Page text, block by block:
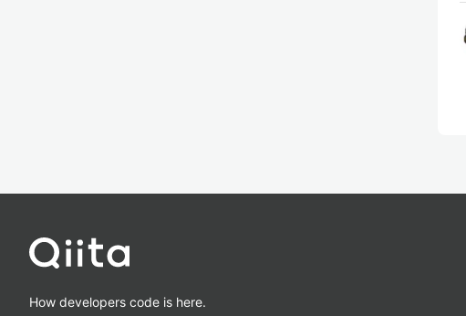
How developers code is here.